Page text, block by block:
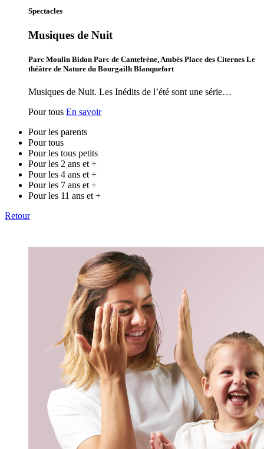
Spectacles
Musiques de Nuit
Parc Moulin Bidon Parc de Cantefrène, Ambès Place des Citernes Le
théâtre de Nature du Bourgailh Blanquefort
Musiques de Nuit. Les Inédits de l’été sont une série…
Pour tous En savoir
Pour les parents
Pour tous
Pour les tous petits
Pour les 2 ans et +
Pour les 4 ans et +
Pour les 7 ans et +
Pour les 11 ans et +
Retour